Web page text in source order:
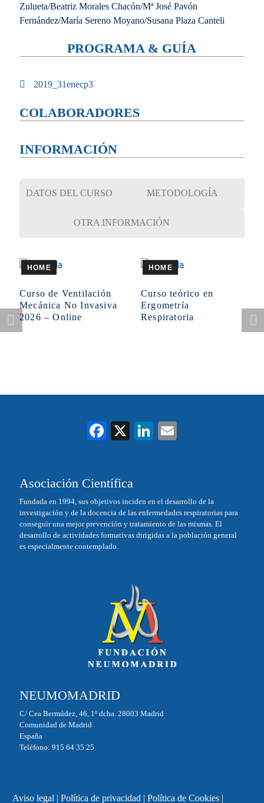
Zulueta/Beatriz Morales Chacón/Mª José Pavón
Fernández/María Sereno Moyano/Susana Plaza Canteli
PROGRAMA & GUÍA
2019_31enecp3
COLABORADORES
INFORMACIÓN
DATOS DEL CURSO METODOLOGÍA
OTRA INFORMACIÓN
HOME
Curso de Ventilación
Mecánica No Invasiva
2026 – Online
HOME
Curso teórico en
Ergometría
Respiratoria
Fa
ok
X
Li
Asociación Científica
Fundada en 1994, sus objetivos inciden en el desarrollo de la
investigación y de la docencia de las enfermedades respiratorias para
conseguir una mejor prevención y tratamiento de las mismas. El
desarrollo de actividades formativas dirigidas a la población general
es especialmente contemplado.
NEUMOMADRID
C/ Cea Bermúdez, 46, 1º dcha. 28003 Madrid
Comunidad de Madrid
España
Teléfono: 915 64 35 25
Aviso legal | Política de privacidad | Política de Cookies|